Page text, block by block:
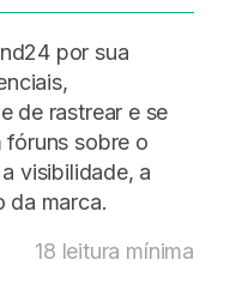
por sua
de rastrear e se
fóruns sobre o
visibilidade, a
da marca.
18 leitura mínima